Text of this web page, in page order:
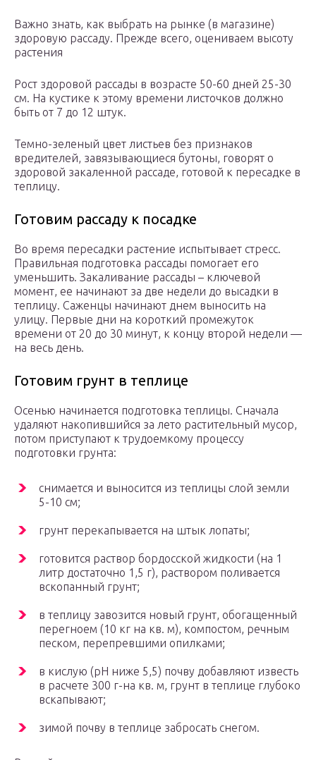
Важно знать, как выбрать на рынке (в магазине)
здоровую рассаду. Прежде всего, оцениваем высоту
растения
Рост здоровой рассады в возрасте 50-60 дней 25-30
см. На кустике к этому времени листочков должно
быть от 7 до 12 штук.
Темно-зеленый цвет листьев без признаков
вредителей, завязывающиеся бутоны, говорят о
здоровой закаленной рассаде, готовой к пересадке в
теплицу.
Готовим рассаду к посадке
Во время пересадки растение испытывает стресс.
Правильная подготовка рассады помогает его
уменьшить. Закаливание рассады – ключевой
момент, ее начинают за две недели до высадки в
теплицу. Саженцы начинают днем выносить на
улицу. Первые дни на короткий промежуток
времени от 20 до 30 минут, к концу второй недели —
на весь день.
Готовим грунт в теплице
Осенью начинается подготовка теплицы. Сначала
удаляют накопившийся за лето растительный мусор,
потом приступают к трудоемкому процессу
подготовки грунта:
снимается и выносится из теплицы слой земли
5-10 см;
грунт перекапывается на штык лопаты;
готовится раствор бордосской жидкости (на 1
литр достаточно 1,5 г), раствором поливается
вскопанный грунт;
в теплицу завозится новый грунт, обогащенный
перегноем (10 кг на кв. м), компостом, речным
песком, перепревшими опилками;
в кислую (pH ниже 5,5) почву добавляют известь
в расчете 300 г-на кв. м, грунт в теплице глубоко
вскапывают;
зимой почву в теплице забросать снегом.